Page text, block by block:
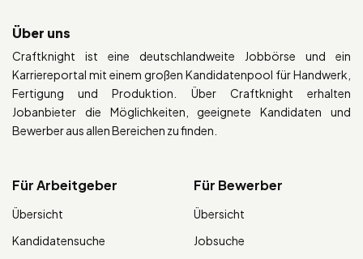
Über uns
Craftknight ist eine deutschlandweite Jobbörse und ein
Karriereportal mit einem großen Kandidatenpool für Handwerk,
Fertigung und Produktion. Über Craftknight erhalten
Jobanbieter die Möglichkeiten, geeignete Kandidaten und
Bewerber aus allen Bereichen zu finden.
Für Arbeitgeber
Übersicht
Kandidatensuche
Für Bewerber
Übersicht
Jobsuche